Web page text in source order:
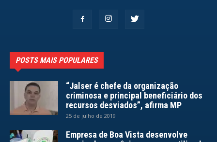
POSTS MAIS POPULARES
“Jalser é chefe da organização
criminosa e principal beneficiário dos
recursos desviados”, afirma MP
25 de julho de 2019
Empresa de Boa Vista desenvolve